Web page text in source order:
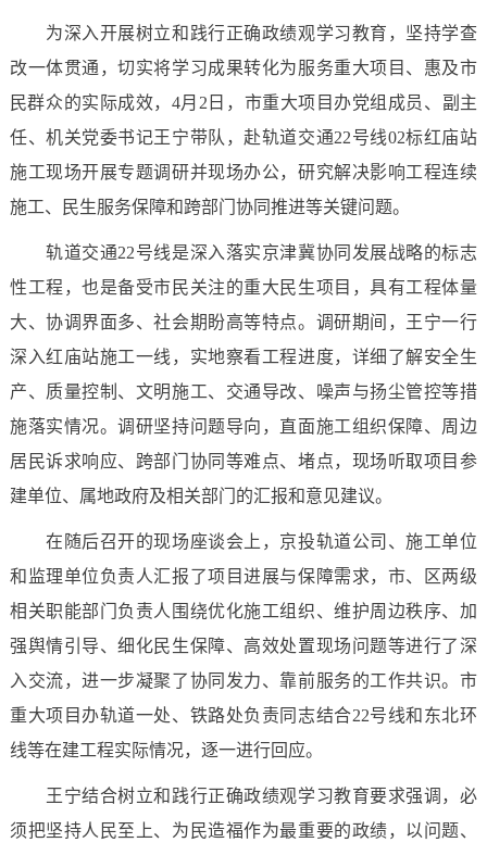
为深入开展树立和践行正确政绩观学习教育，坚持学查
改一体贯通，切实将学习成果转化为服务重大项目、惠及市
民群众的实际成效，4月2日，市重大项目办党组成员、副主
任、机关党委书记王宁带队，赴轨道交通22号线02标红庙站
施工现场开展专题调研并现场办公，研究解决影响工程连续
施工、民生服务保障和跨部门协同推进等关键问题。
轨道交通22号线是深入落实京津冀协同发展战略的标志
性工程，也是备受市民关注的重大民生项目，具有工程体量
大、协调界面多、社会期盼高等特点。调研期间，王宁一行
深入红庙站施工一线，实地察看工程进度，详细了解安全生
产、质量控制、文明施工、交通导改、噪声与扬尘管控等措
施落实情况。调研坚持问题导向，直面施工组织保障、周边
居民诉求响应、跨部门协同等难点、堵点，现场听取项目参
建单位、属地政府及相关部门的汇报和意见建议。
在随后召开的现场座谈会上，京投轨道公司、施工单位
和监理单位负责人汇报了项目进展与保障需求，市、区两级
相关职能部门负责人围绕优化施工组织、维护周边秩序、加
强舆情引导、细化民生保障、高效处置现场问题等进行了深
入交流，进一步凝聚了协同发力、靠前服务的工作共识。市
重大项目办轨道一处、铁路处负责同志结合22号线和东北环
线等在建工程实际情况，逐一进行回应。
王宁结合树立和践行正确政绩观学习教育要求强调，必
须把坚持人民至上、为民造福作为最重要的政绩，以问题、